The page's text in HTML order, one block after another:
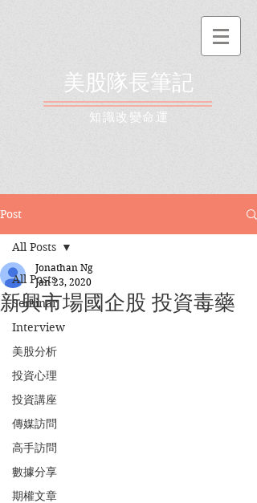
美股隊長筆記
​知識改變命運
Post
All Posts
Seminar
Interview
美股分析
投資心理
投資講座
傳媒訪問
高手訪問
數據分享
期權文章
All Posts
新興市場國企股 投資毒藥
Jonathan Ng
Jan 23, 2020